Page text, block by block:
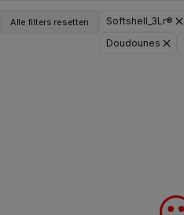
Alle filters resetten Softshell_3Lr®
Doudounes